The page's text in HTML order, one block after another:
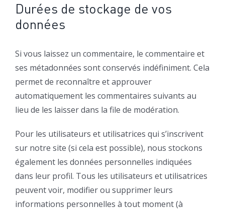
Durées de stockage de vos
données
Si vous laissez un commentaire, le commentaire et
ses métadonnées sont conservés indéfiniment. Cela
permet de reconnaître et approuver
automatiquement les commentaires suivants au
lieu de les laisser dans la file de modération.
Pour les utilisateurs et utilisatrices qui s’inscrivent
sur notre site (si cela est possible), nous stockons
également les données personnelles indiquées
dans leur profil. Tous les utilisateurs et utilisatrices
peuvent voir, modifier ou supprimer leurs
informations personnelles à tout moment (à